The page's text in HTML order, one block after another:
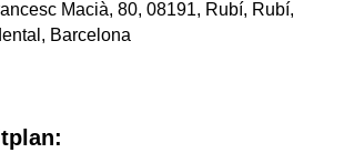
Macià, 80, 08191, Rubí, Rubí,
Barcelona